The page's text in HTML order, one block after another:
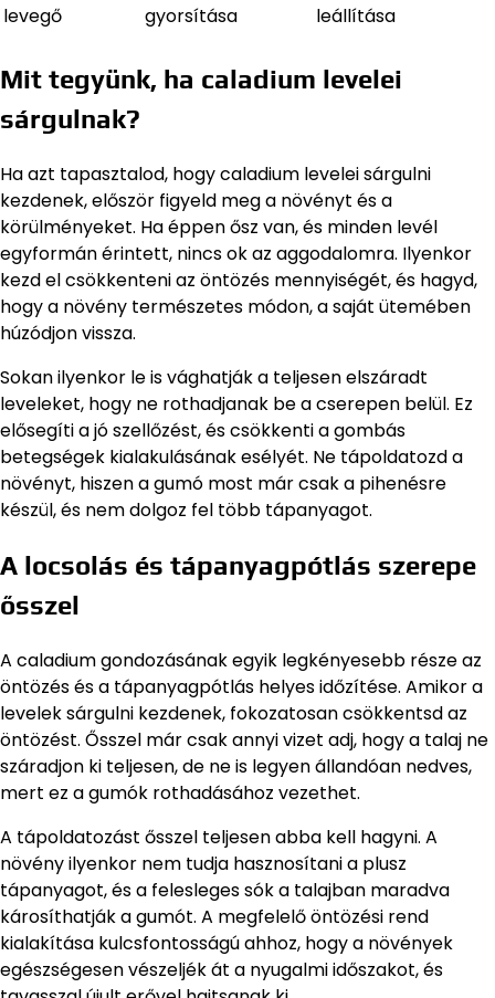
levegő
gyorsítása
leállítása
Mit tegyünk, ha caladium levelei
sárgulnak?
Ha azt tapasztalod, hogy caladium levelei sárgulni
kezdenek, először figyeld meg a növényt és a
körülményeket. Ha éppen ősz van, és minden levél
egyformán érintett, nincs ok az aggodalomra. Ilyenkor
kezd el csökkenteni az öntözés mennyiségét, és hagyd,
hogy a növény természetes módon, a saját ütemében
húzódjon vissza.
Sokan ilyenkor le is vághatják a teljesen elszáradt
leveleket, hogy ne rothadjanak be a cserepen belül. Ez
elősegíti a jó szellőzést, és csökkenti a gombás
betegségek kialakulásának esélyét. Ne tápoldatozd a
növényt, hiszen a gumó most már csak a pihenésre
készül, és nem dolgoz fel több tápanyagot.
A locsolás és tápanyagpótlás szerepe
ősszel
A caladium gondozásának egyik legkényesebb része az
öntözés és a tápanyagpótlás helyes időzítése. Amikor a
levelek sárgulni kezdenek, fokozatosan csökkentsd az
öntözést. Ősszel már csak annyi vizet adj, hogy a talaj ne
száradjon ki teljesen, de ne is legyen állandóan nedves,
mert ez a gumók rothadásához vezethet.
A tápoldatozást ősszel teljesen abba kell hagyni. A
növény ilyenkor nem tudja hasznosítani a plusz
tápanyagot, és a felesleges sók a talajban maradva
károsíthatják a gumót. A megfelelő öntözési rend
kialakítása kulcsfontosságú ahhoz, hogy a növények
egészségesen vészeljék át a nyugalmi időszakot, és